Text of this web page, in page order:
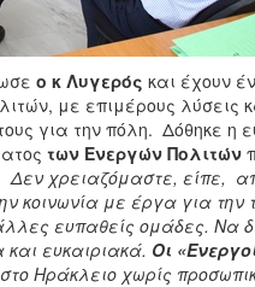
ο κ Λυγερός και έχουν
με επιμέρους λύσεις
για την πόλη. Δόθηκε η
των Ενεργών Πολιτών
Δεν χρειαζόμαστε, είπε,
με έργα για την
ευπαθείς ομάδες. Να
ευκαιριακά. Οι
Ηράκλειο χωρίς